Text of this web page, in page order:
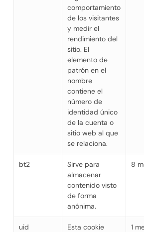
comportamiento
de los visitantes
y medir el
rendimiento del
sitio. El
elemento de
patrón en el
nombre
contiene el
número de
identidad único
de la cuenta o
sitio web al que
se relaciona.
bt2
Sirve para
almacenar
contenido visto
de forma
anónima.
8
uid
Esta cookie
1